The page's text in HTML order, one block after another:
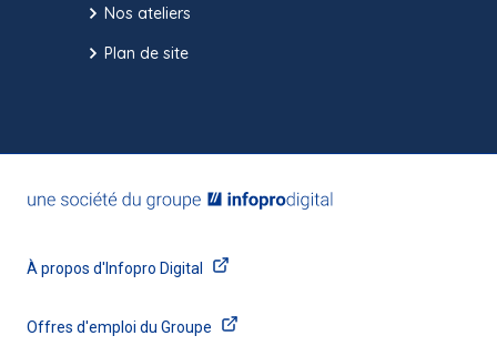
Nos ateliers
Plan de site